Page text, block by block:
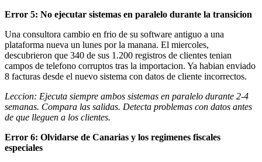
Error 5: No ejecutar sistemas en paralelo durante la transicion
Una consultora cambio en frio de su software antiguo a una
plataforma nueva un lunes por la manana. El miercoles,
descubrieron que 340 de sus 1.200 registros de clientes tenian
campos de telefono corruptos tras la importacion. Ya habian enviado
8 facturas desde el nuevo sistema con datos de cliente incorrectos.
Leccion: Ejecuta siempre ambos sistemas en paralelo durante 2-4
semanas. Compara las salidas. Detecta problemas con datos antes
de que lleguen a los clientes.
Error 6: Olvidarse de Canarias y los regimenes fiscales
especiales